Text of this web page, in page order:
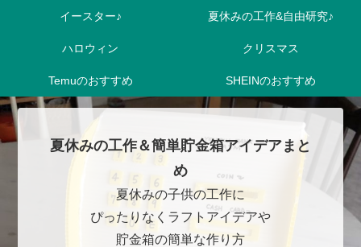
イースター♪ 夏休みの工作&自由研究♪
ハロウィン クリスマス
Temuのおすすめ SHEINのおすすめ
夏休みの工作＆簡単貯金箱アイデアまと
め
夏休みの子供の工作に
ぴったりなくラフトアイデアや
貯金箱の簡単な作り方